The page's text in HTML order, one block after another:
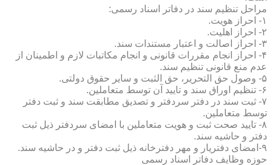
مراحل تنظیم سند در دفاتر اسناد رسمی:
۱- احراز هویت.
۲- احراز اهلیت.
۳- احراز اصالت و اعتبار مستندات سند.
۴- احراز انجام مقررات قانونی و انجام مکاتبات لازم و اطمینان از
عدم منع قانونی تنظیم سند.
۵- وصول حق التحریر، حق الثبت و سایر حقوق دولتی.
۶- تنظیم اوراق سند و تایید آن توسط متعاملین.
۷- ثبت سند در دفتر سردفتر و تصدیق مطابقت سند و ثبت دفتر
توسط متعاملین.
۸- تایید صحت ثبت و هویت متعاملین با امضای سردفتر ذیل ثبت
دفتر و حاشیه سند.
۹-امضای دفتریار و مهر دفترخانه ذیل ثبت دفتر و در حاشیه سند.
حوزه وظایف دفاتر اسناد رسمی